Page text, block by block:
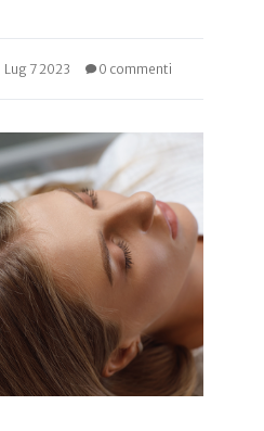
Lug 7 2023 0 commenti